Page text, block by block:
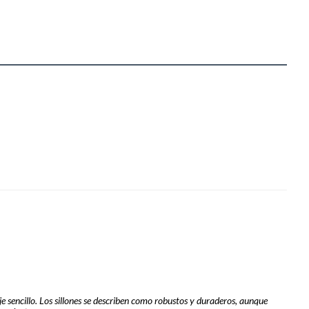
Los sillones se describen como robustos y duraderos, aunque